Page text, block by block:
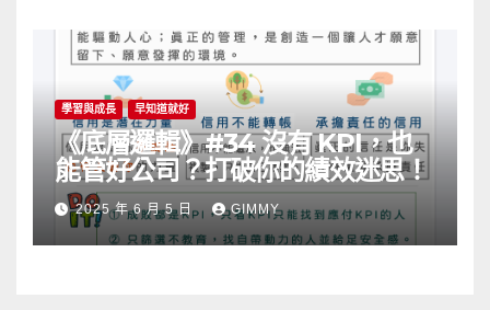
學習與成長 早知道就好
《底層邏輯》#34 沒有 KPI，也
能管好公司？打破你的績效迷思！
2025 年 6 月 5 日 GIMMY